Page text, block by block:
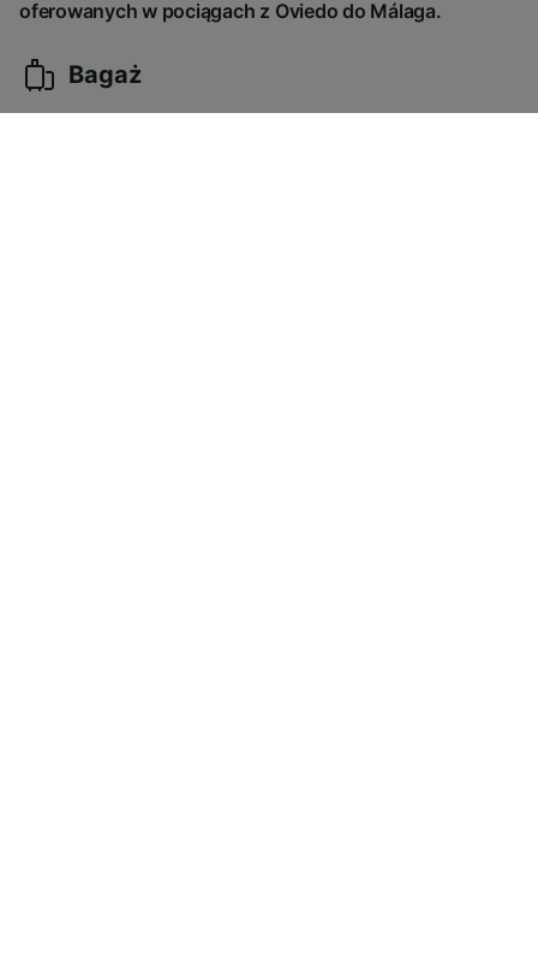
oferowanych w pociągach z Oviedo do Málaga.
Bagaż